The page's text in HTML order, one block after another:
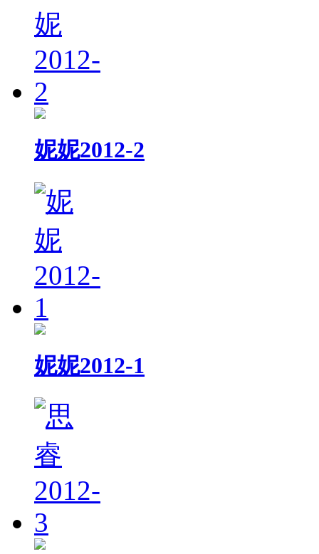
妮妮2012-2
妮妮2012-1